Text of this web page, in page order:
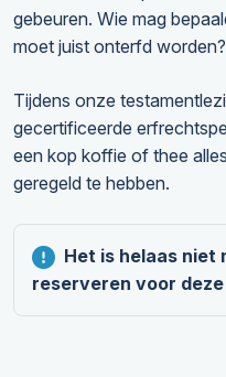
gebeuren. Wie mag
moet juist onterfd worden?
Tijdens onze
gecertificeerde
een kop koffie of thee
geregeld te hebben.
Het is helaas niet
reserveren voor